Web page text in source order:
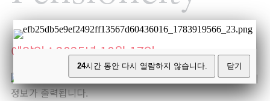
24시간 동안 다시 열람하지 않습니다. 닫기
예약일 : 2025년 10월 17일
달력에서 원하시는 예약일을 선택하시면 이용가능한 객실의
정보가 출력됩니다.